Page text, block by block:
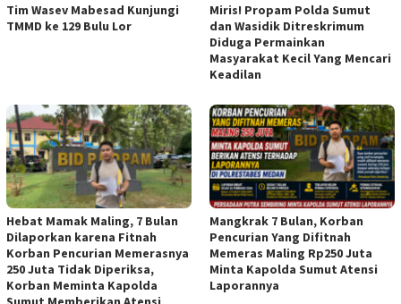
Tim Wasev Mabesad Kunjungi
TMMD ke 129 Bulu Lor
Miris! Propam Polda Sumut
dan Wasidik Ditreskrimum
Diduga Permainkan
Masyarakat Kecil Yang Mencari
Keadilan
Hebat Mamak Maling, 7 Bulan
Dilaporkan karena Fitnah
Korban Pencurian Memerasnya
250 Juta Tidak Diperiksa,
Korban Meminta Kapolda
Mangkrak 7 Bulan, Korban
Pencurian Yang Difitnah
Memeras Maling Rp250 Juta
Minta Kapolda Sumut Atensi
Laporannya